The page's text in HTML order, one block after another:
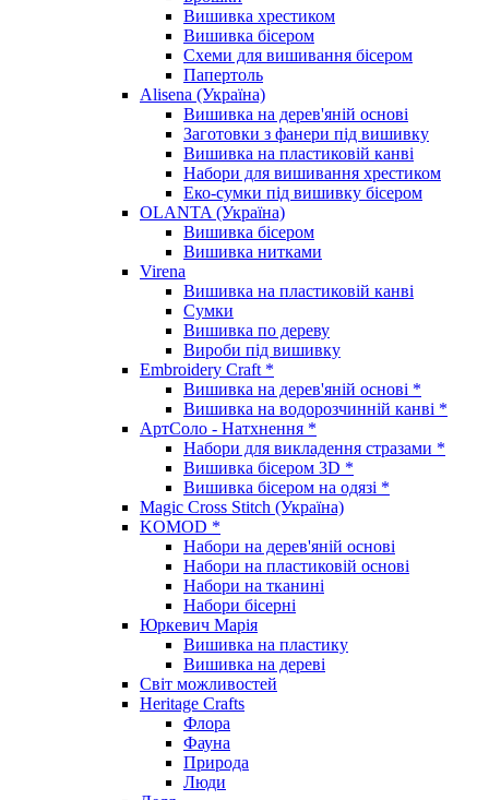
Вишивка хрестиком
Вишивка бісером
Схеми для вишивання бісером
Папертоль
Alisena (Україна)
Вишивка на дерев'яній основі
Заготовки з фанери під вишивку
Вишивка на пластиковій канві
Набори для вишивання хрестиком
Еко-сумки під вишивку бісером
OLANTA (Україна)
Вишивка бісером
Вишивка нитками
Virena
Вишивка на пластиковій канві
Сумки
Вишивка по дереву
Вироби під вишивку
Embroidery Craft *
Вишивка на дерев'яній основі *
Вишивка на водорозчинній канві *
АртСоло - Натхнення *
Набори для викладення стразами *
Вишивка бісером 3D *
Вишивка бісером на одязі *
Magic Cross Stitch (Україна)
KOMOD *
Набори на дерев'яній основі
Набори на пластиковій основі
Набори на тканині
Набори бісерні
Юркевич Марія
Вишивка на пластику
Вишивка на дереві
Світ можливостей
Heritage Crafts
Флора
Фауна
Природа
Люди